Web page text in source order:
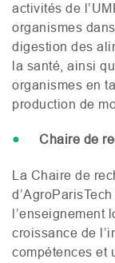
activités de l’
organismes
digestion des
la santé, ainsi
organismes en
production de
Chaire de
La Chaire de
l’enseignement
croissance de
compétences et